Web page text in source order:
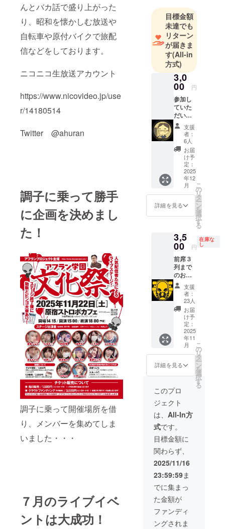
んとバカ話で盛り上がった
り、昭和を懐かしむ放送や
自転車や原付バイクで旅配
信などをしております。
ニコニコ生放送アカウント
https://www.nicovideo.jp/use
r/14180514
Twitter @ahuran
調子に乗って勝手
に企画を決めまし
た！
調子に乗って開催場所を借
り、メンバーを集めてしま
いました・・・
７月のライブイベ
ントは大成功！
目標金額
未達でも
リターン
が届きま
す(All-in
方式)
3,0
00 円
参加し
ていた
だいた
出演者
の中か
ら1人お
選びい
ただ
き、当
日着た
衣装の
チェキ
をお送
りさせ
ていた
だきま
希望の
キャス
トを1名
選択し
てくだ
さい ※
希望の
キャス
トをお
聞き
し、
チェキ
に記入
するお
名前、
郵送す
るため
メール
でのや
りとり
が必要
になり
ます。
ご注意
くださ
い。
支援
者：
6人
お届
け予
定：
2025
年12
月
詳細を見る
こ
の
リ
タ
ー
ン
を
選
択
す
る
3,5
00 円
在庫な
し
前席３
列まで
のお席
（椅子
付）を
ご用意
いたし
ます。
こちら
で申し
込みが
早い方
から順
番に席
を埋め
させて
いただ
きま
す。 開
催場
所 原
宿スト
ロボカ
フェ 住
所 東
京都渋
谷区神
宮前１
丁目２
０−１３
入場開
始時間
の14時
15分ま
支援
者：
23人
お届
け予
定：
2025
年11
月
詳細を見る
こ
の
リ
タ
ー
ン
を
選
択
す
る
このプロ
ジェクト
は、 All-In方
式です。
目標金額に
関わらず、
2025/11/16
23:59:59ま
でに集まっ
た金額が
ファンディ
ングされま